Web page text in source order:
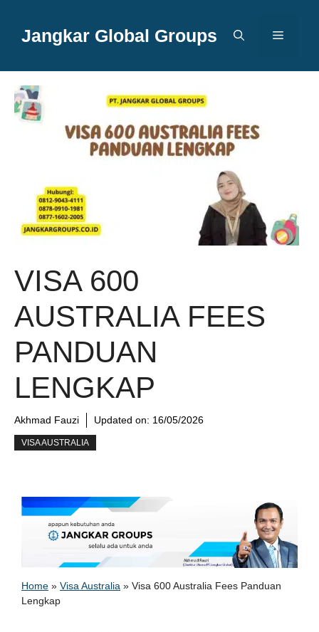
Jangkar Global Groups Menu
VISA 600
AUSTRALIA FEES
PANDUAN
LENGKAP
Akhmad Fauzi Updated on: 16/05/2026
VISA AUSTRALIA
Home » Visa Australia » Visa 600 Australia Fees Panduan
Lengkap